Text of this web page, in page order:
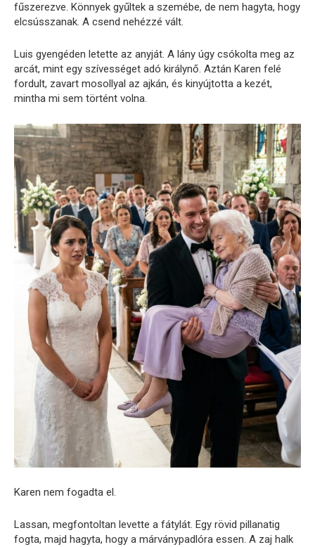
fűszerezve. Könnyek gyűltek a szemébe, de nem hagyta, hogy
elcsússzanak. A csend nehézzé vált.
Luis gyengéden letette az anyját. A lány úgy csókolta meg az
arcát, mint egy szívességet adó királynő. Aztán Karen felé
fordult, zavart mosollyal az ajkán, és kinyújtotta a kezét,
mintha mi sem történt volna.
Karen nem fogadta el.
Lassan, megfontoltan levette a fátylát. Egy rövid pillanatig
fogta, majd hagyta, hogy a márványpadlóra essen. A zaj halk